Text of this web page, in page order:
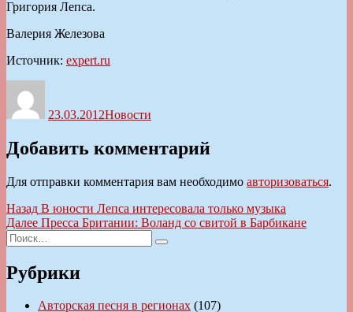
Григория Лепса.
Валерия Железова
Источник: expert.ru
23.03.2012Новости
Добавить комментарий
Для отправки комментария вам необходимо авторизоваться.
Навигация
по
записям
Назад Предыдущая
запись:
В юности Лепса интересовала только музыка
Далее Следующая
Пресса Британии: Воланд со свитой в Барбикане
Искать:
Поиск
Рубрики
Авторская песня в регионах (107)